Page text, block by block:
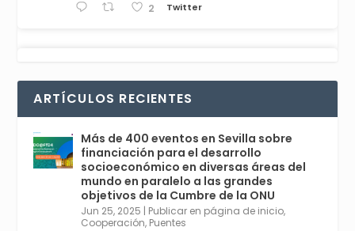
2 Twitter
r
comienza en Sevilla este lunes 2 con la
Conferencia Internacional sobre Catálisis, y
con el Congreso de Parasitología. Del día 3 al
6, Congreso de Metodología de Ciencias
Sociales y la Salud; y los días 5 y 6 Jornadas
de Economía Industrial.
4
1 2 Twitter
ARTÍCULOS RECIENTES
Más de 400 eventos en Sevilla sobre
financiación para el desarrollo
socioeconómico en diversas áreas del
mundo en paralelo a las grandes
objetivos de la Cumbre de la ONU
Jun 25, 2025 | Publicar en página de inicio,
Cooperación, Puentes